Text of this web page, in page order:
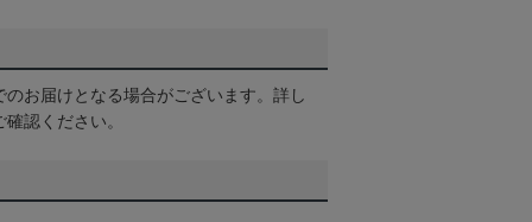
お届けとなる場合がございます。詳し
確認ください。